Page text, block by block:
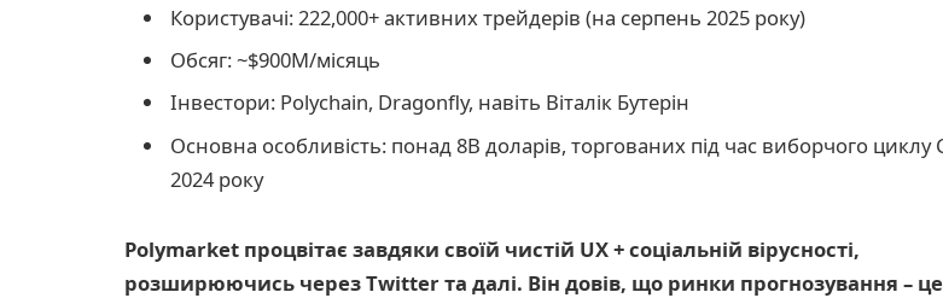
Користувачі: 222,000+ активних трейдерів (на серпень 2025 року)
Обсяг: ~$900M/місяць
Інвестори: Polychain, Dragonfly, навіть Віталік Бутерін
Основна особливість: понад 8B доларів, торгованих під час виборчого
2024 року
Polymarket процвітає завдяки своїй чистій UX + соціальній вірусності,
розширюючись через Twitter та далі. Він довів, що ринки прогнозування –